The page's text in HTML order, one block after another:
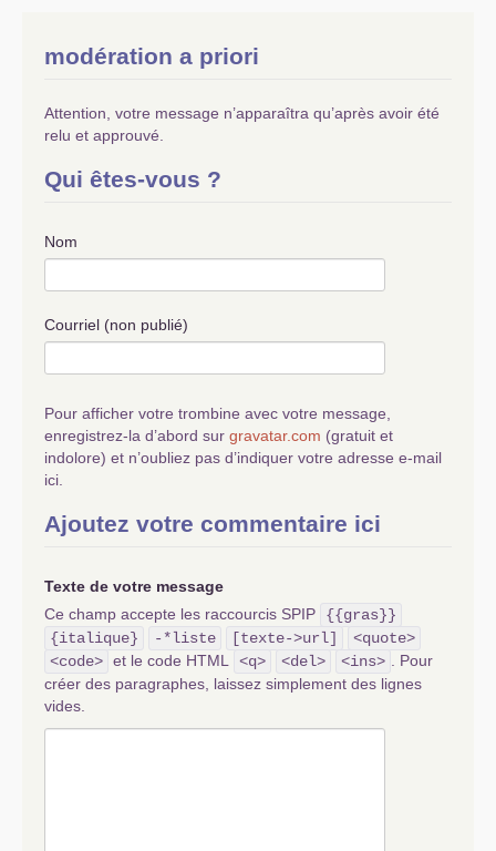
modération a priori
Attention, votre message n’apparaîtra qu’après avoir été
relu et approuvé.
Qui êtes-vous ?
Nom
Courriel (non publié)
Pour afficher votre trombine avec votre message,
enregistrez-la d’abord sur gravatar.com (gratuit et
indolore) et n’oubliez pas d’indiquer votre adresse e-mail
ici.
Ajoutez votre commentaire ici
Texte de votre message
Ce champ accepte les raccourcis SPIP
{{gras}}
{italique}
-*liste [texte->url]
<quote>
<code> et le code HTML <q> <del> <ins>
. Pour
créer des paragraphes, laissez simplement des lignes
vides.